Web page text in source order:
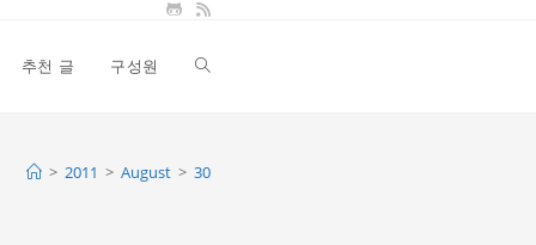
추천 글 구성원 Toggle
> 2011 > August > 30